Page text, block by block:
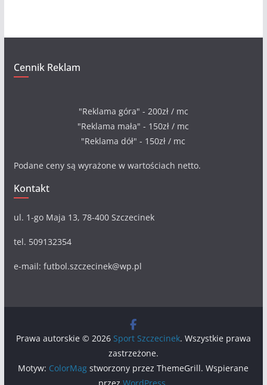
Cennik Reklam
"Reklama góra" - 200zł / mc
"Reklama mała" - 150zł / mc
"Reklama dół" - 150zł / mc
Podane ceny są wyrażone w wartościach netto.
Kontakt
ul. 1-go Maja 13, 78-400 Szczecinek
tel. 509132354
e-mail: futbol.szczecinek@wp.pl
Prawa autorskie © 2026 Sport Szczecinek. Wszystkie prawa
zastrzeżone.
Motyw: ColorMag stworzony przez ThemeGrill. Wspierane